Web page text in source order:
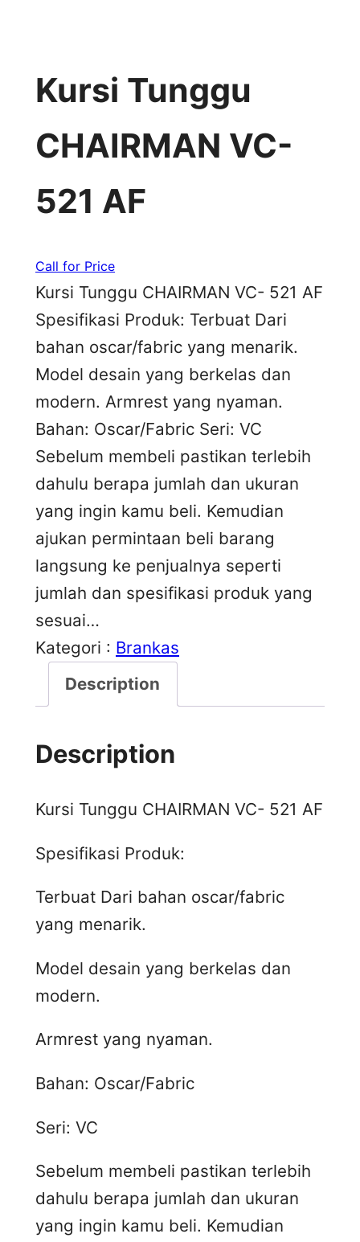
Kursi Tunggu
CHAIRMAN VC-
521 AF
Call for Price
Kursi Tunggu CHAIRMAN VC- 521 AF
Spesifikasi Produk: Terbuat Dari
bahan oscar/fabric yang menarik.
Model desain yang berkelas dan
modern. Armrest yang nyaman.
Bahan: Oscar/Fabric Seri: VC
Sebelum membeli pastikan terlebih
dahulu berapa jumlah dan ukuran
yang ingin kamu beli. Kemudian
ajukan permintaan beli barang
langsung ke penjualnya seperti
jumlah dan spesifikasi produk yang
sesuai…
Kategori : Brankas
Description
Description
Kursi Tunggu CHAIRMAN VC- 521 AF
Spesifikasi Produk:
Terbuat Dari bahan oscar/fabric
yang menarik.
Model desain yang berkelas dan
modern.
Armrest yang nyaman.
Bahan: Oscar/Fabric
Seri: VC
Sebelum membeli pastikan terlebih
dahulu berapa jumlah dan ukuran
yang ingin kamu beli. Kemudian